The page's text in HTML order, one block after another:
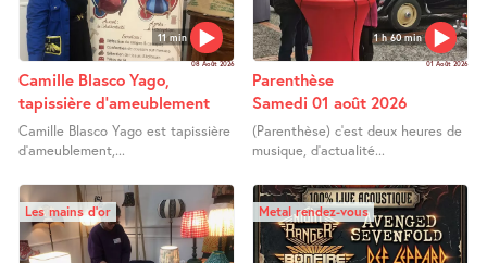
11 min
08 Août 2026
Camille Blasco Yago,
tapissière d’ameublement
Camille Blasco Yago est tapissière
d’ameublement,...
1 h 60 min
01 Août 2026
Parenthèse
Samedi 01 août 2026
(Parenthèse) c’est deux heures de
musique, d’actualité...
Les mains d’or Metal rendez-vous